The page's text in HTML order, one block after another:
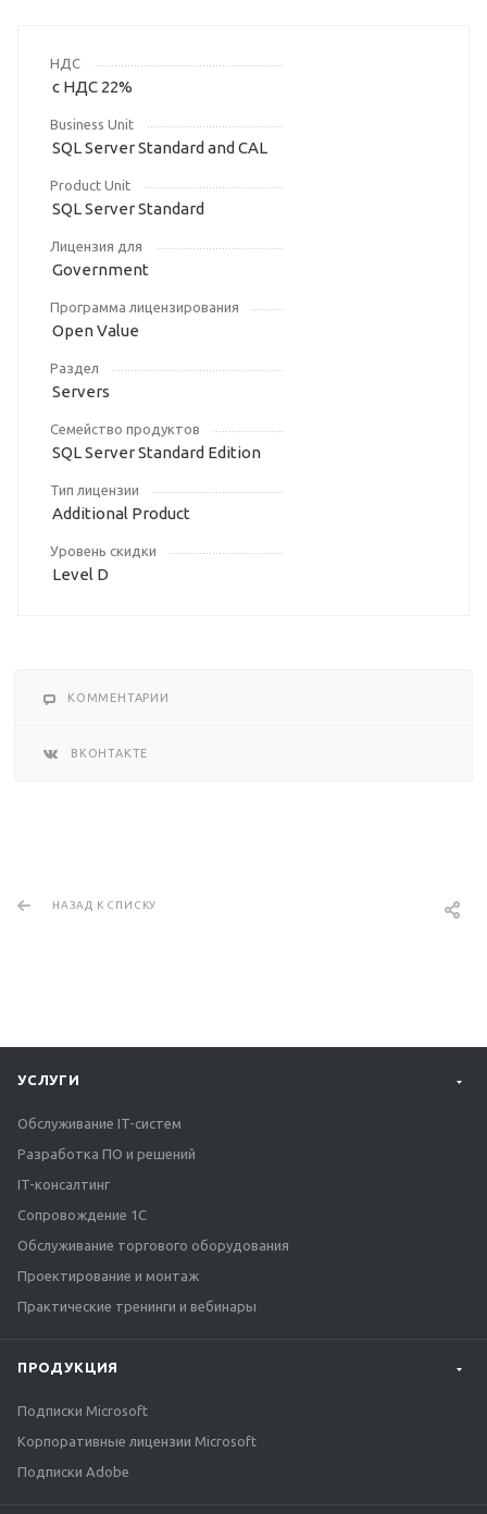
НДС
с НДС 22%
Business Unit
SQL Server Standard and CAL
Product Unit
SQL Server Standard
Лицензия для
Government
Программа лицензирования
Open Value
Раздел
Servers
Семейство продуктов
SQL Server Standard Edition
Тип лицензии
Additional Product
Уровень скидки
Level D
КОММЕНТАРИИ
ВКОНТАКТЕ
НАЗАД К СПИСКУ
УСЛУГИ
Обслуживание IT-систем
Разработка ПО и решений
IT-консалтинг
Сопровождение 1С
Обслуживание торгового оборудования
Проектирование и монтаж
Практические тренинги и вебинары
ПРОДУКЦИЯ
Подписки Microsoft
Корпоративные лицензии Microsoft
Подписки Adobe